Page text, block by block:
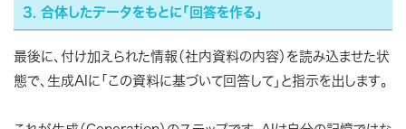
3. 合体したデータをもとに「回答を作る」
最後に、付け加えられた情報（社内資料の内容）を読み込ませた状
態で、生成AIに「この資料に基づいて回答して」と指示を出します。